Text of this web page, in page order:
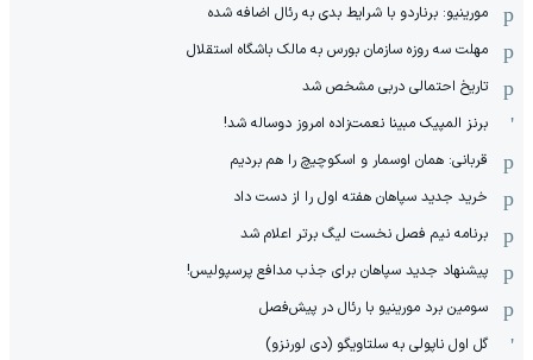
مورینیو: برناردو با شرایط بدی به رئال اضافه شده
مهلت سه روزه سازمان بورس به مالک باشگاه استقلال
تاریخ احتمالی دربی مشخص شد
برنز المپیک مبینا نعمت‌زاده امروز دوساله شد!
قربانی: همان اوسمار و اسکوچیچ را هم بردیم
خرید جدید سپاهان هفته اول را از دست داد
برنامه نیم فصل نخست لیگ برتر اعلام شد
پیشنهاد جدید سپاهان برای جذب مدافع پرسپولیس!
سومین برد مورینیو با رئال در پیش‌فصل
گل اول ناپولی به سلتاویگو (دی لورنزو)